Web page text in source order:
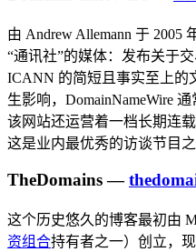
由 Andrew Allemann 于 2005
“通讯社”的媒体：发布关于
ICANN 的简短且事实至上的
生影响，DomainNameWire
该网站还运营着一档长期连
这是业内最优秀的访谈节目之
TheDomains —
这个历史悠久的博客最初由
资组合持有者之一）创立，